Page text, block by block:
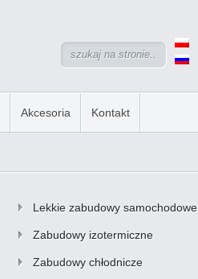
Akcesoria Kontakt
Lekkie zabudowy samochodowe
Zabudowy izotermiczne
Zabudowy chłodnicze